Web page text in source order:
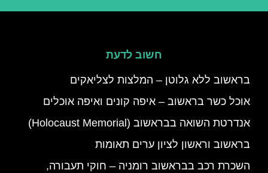
חשוב לדעת
בראשוב ללא גלוטן – המלצות לצליאקים
אוכל כשר בראשוב – איפה קונים ואיפה אוכלים
אנדרטת השואה בבראשוב (Holocaust Memorial)
בראשוב וראשון לציון ערים תאומות
השכרת רכב בבראשוב רומניה – חוקי תעבורה,